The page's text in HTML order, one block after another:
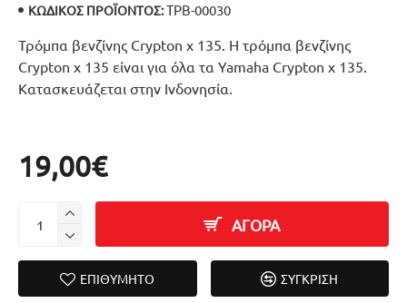
Τρόμπα βενζίνης Crypton x 135. Η τρόμπα βενζίνης
Crypton x 135 είναι για όλα τα Yamaha Crypton x 135.
Κατασκευάζεται στην Ινδονησία.
ΚΩΔΙΚΌΣ ΠΡΟΪΌΝΤΟΣ:ΤΡΒ-00030
19,00€
ΑΓΟΡΑ
ΕΠΙΘΥΜΗΤΌ ΣΎΓΚΡΙΣΗ